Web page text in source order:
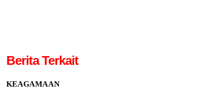
Berita Terkait
KEAGAMAAN